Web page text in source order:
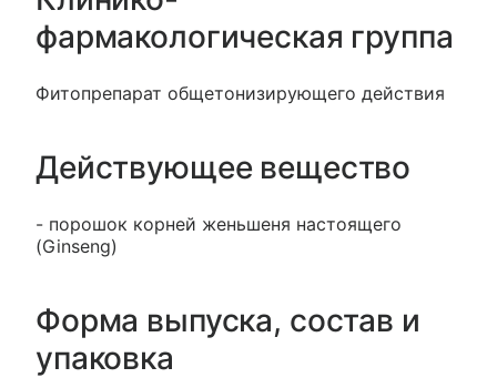
фармакологическая группа
Фитопрепарат общетонизирующего действия
Действующее вещество
- порошок корней женьшеня настоящего
(Ginseng)
Форма выпуска, состав и
упаковка